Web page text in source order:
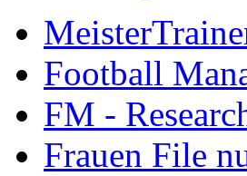
Football
FM -
Frauen File